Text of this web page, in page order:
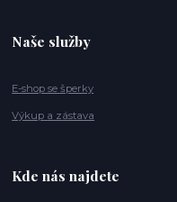
Naše služby
E-shop se šperky
Výkup a zástava
Kde nás najdete